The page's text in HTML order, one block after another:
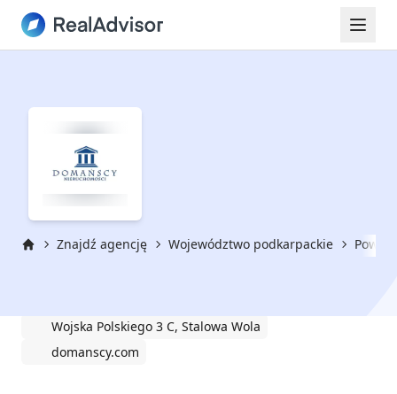
Znajdź agencję Województwo podkarpackie
Wojska Polskiego 3 C, Stalowa Wola
domanscy.com